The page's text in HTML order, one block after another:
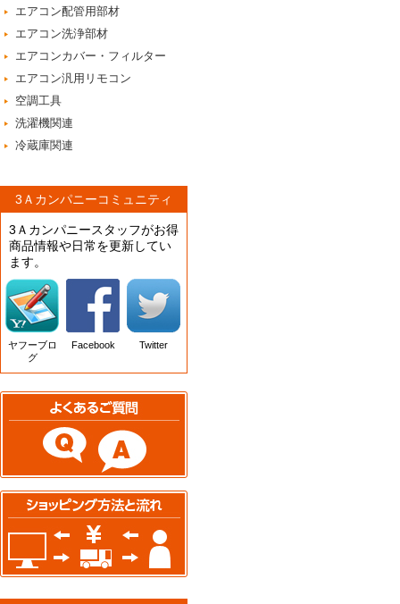
エアコン配管用部材
エアコン洗浄部材
エアコンカバー・フィルター
エアコン汎用リモコン
空調工具
洗濯機関連
冷蔵庫関連
3Ａカンパニーコミュニティ
3Ａカンパニースタッフがお得
商品情報や日常を更新してい
ます。
ヤフーブロ
グ
Facebook Twitter